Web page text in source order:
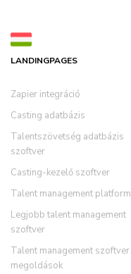
LANDINGPAGES
Zapier integráció
Casting adatbázis
Talentszövetség adatbázis
szoftver
Casting-kezelő szoftver
Talent management platform
Legjobb talent management
szoftver
Talent management szoftver
megoldások